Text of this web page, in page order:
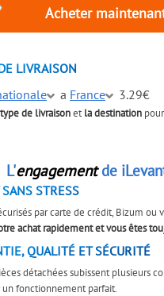
LIVRAISON
a France 3.29€
de livraisonetla destination
L'engagementde
STRESS
par carte de crédit, Bizum ou
achat rapidement et vous êtes
QUALITÉ ET SÉCURITÉ
détachées subissent plusieurs
un fonctionnement parfait.